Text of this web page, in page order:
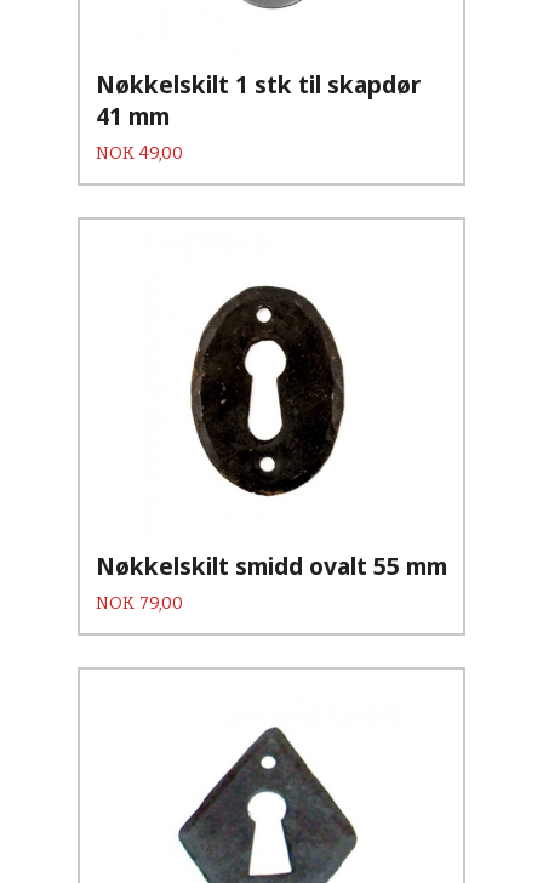
Nøkkelskilt 1 stk til skapdør
41 mm
Pris
NOK 49,00
Nøkkelskilt smidd ovalt 55 mm
Pris
NOK 79,00